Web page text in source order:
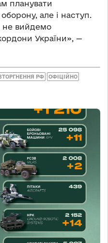
планувати
але і наступ.
не вийдемо
України», —
РФ ОФІЦІЙНО